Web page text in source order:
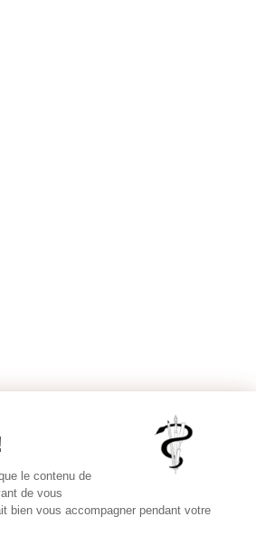
pour recevoir chaque
Newsletter, un condensé
sur notre site.